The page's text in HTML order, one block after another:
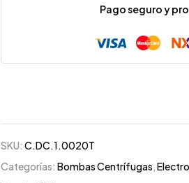
Pago seguro y
SKU:C.DC.1.0020T
Categorías:Bombas Centrífugas,